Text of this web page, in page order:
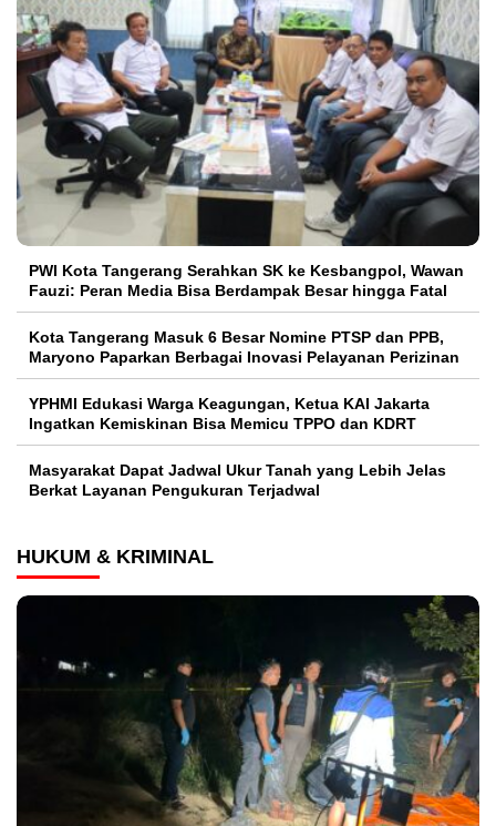
PWI Kota Tangerang Serahkan SK ke Kesbangpol, Wawan
Fauzi: Peran Media Bisa Berdampak Besar hingga Fatal
Kota Tangerang Masuk 6 Besar Nomine PTSP dan PPB,
Maryono Paparkan Berbagai Inovasi Pelayanan Perizinan
YPHMI Edukasi Warga Keagungan, Ketua KAI Jakarta
Ingatkan Kemiskinan Bisa Memicu TPPO dan KDRT
Masyarakat Dapat Jadwal Ukur Tanah yang Lebih Jelas
Berkat Layanan Pengukuran Terjadwal
HUKUM & KRIMINAL